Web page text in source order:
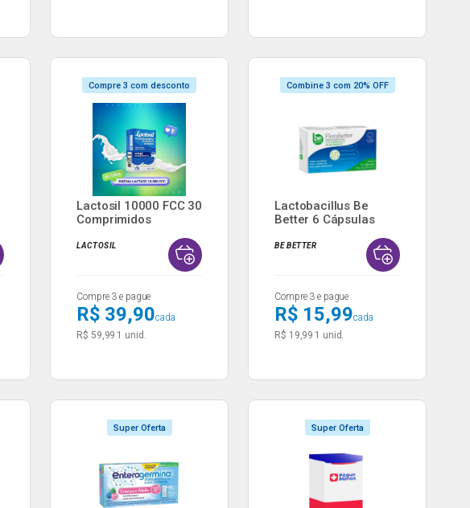
Compre 3 com desconto
Lactosil 10000 FCC 30
Comprimidos
LACTOSIL
Compre 3 e pague
R$ 39,90cada
R$ 59,99 1 unid.
Combine 3 com 20% OFF
Lactobacillus Be
Better 6 Cápsulas
BE BETTER
Compre 3 e pague
R$ 15,99cada
R$ 19,99 1 unid.
Super Oferta Super Oferta